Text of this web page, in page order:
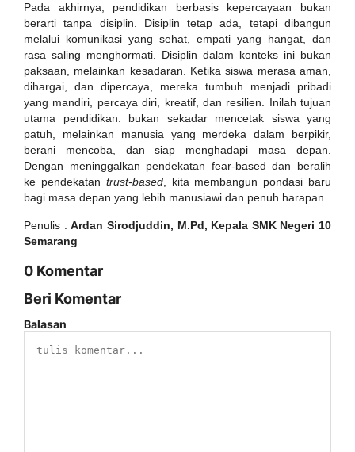
Pada akhirnya, pendidikan berbasis kepercayaan bukan
berarti tanpa disiplin. Disiplin tetap ada, tetapi dibangun
melalui komunikasi yang sehat, empati yang hangat, dan
rasa saling menghormati. Disiplin dalam konteks ini bukan
paksaan, melainkan kesadaran. Ketika siswa merasa aman,
dihargai, dan dipercaya, mereka tumbuh menjadi pribadi
yang mandiri, percaya diri, kreatif, dan resilien. Inilah tujuan
utama pendidikan: bukan sekadar mencetak siswa yang
patuh, melainkan manusia yang merdeka dalam berpikir,
berani mencoba, dan siap menghadapi masa depan.
Dengan meninggalkan pendekatan fear-based dan beralih
ke pendekatan trust-based, kita membangun pondasi baru
bagi masa depan yang lebih manusiawi dan penuh harapan.
Penulis :Ardan Sirodjuddin, M.Pd, Kepala SMK Negeri 10
Semarang
0 Komentar
Beri Komentar
Balasan